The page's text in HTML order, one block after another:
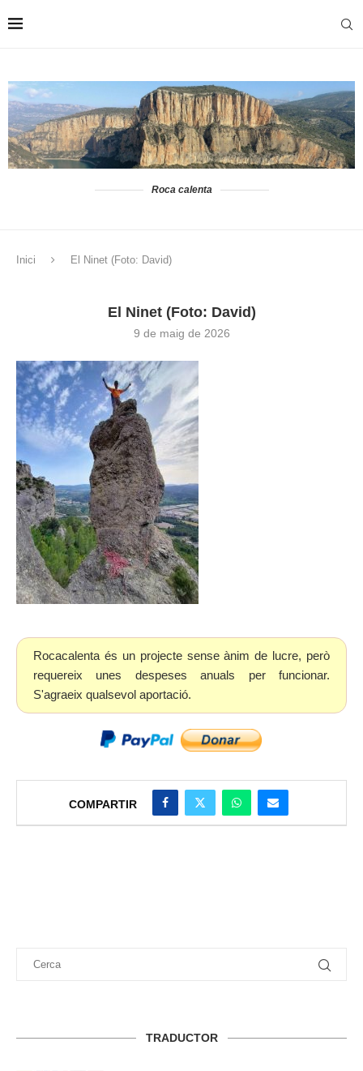
Roca calenta
Inici El Ninet (Foto: David)
El Ninet (Foto: David)
9 de maig de 2026
Rocacalenta és un projecte sense ànim de lucre, però
requereix unes despeses anuals per funcionar.
S'agraeix qualsevol aportació.
COMPARTIR
TRADUCTOR